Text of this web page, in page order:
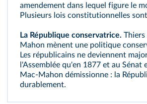
amendement dans lequel figure le
Plusieurs lois constitutionnelles
La République conservatrice. Thiers
Mahon mènent une politique
Les républicains ne deviennent
l'Assemblée qu'en 1877 et au Sénat
Mac‑Mahon démissionne : la
durablement.